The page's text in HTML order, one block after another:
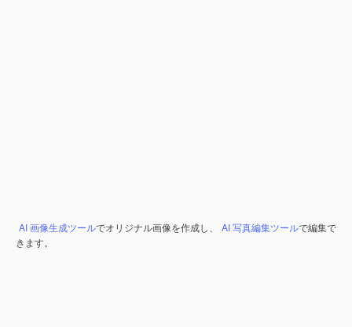
AI 画像生成ツールでオリジナル画像を作成し、 AI 写真編集ツールで編集で
きます。